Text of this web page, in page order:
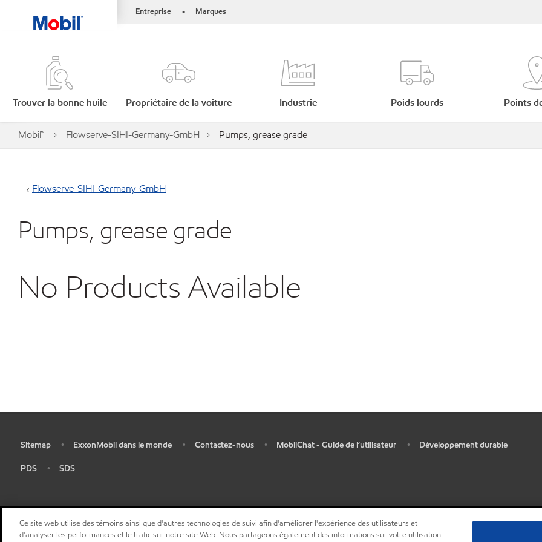
Entreprise • Marques
Trouver la bonne huile Propriétaire de la voiture Industrie Poids lourds Points
Mobil™ Flowserve-SIHI-Germany-GmbH Pumps, grease grade
Flowserve-SIHI-Germany-GmbH
Pumps, grease grade
No Products Available
Sitemap • ExxonMobil dans le monde • Contactez-nous • MobilChat - Guide de l’utilisateur • Développement durable
PDS • SDS
Ce site web utilise des témoins ainsi que d'autres technologies de suivi afin d'améliorer l'expérience des utilisateurs et
d'analyser les performances et le trafic sur notre site Web. Nous partageons également des informations sur votre utilisation